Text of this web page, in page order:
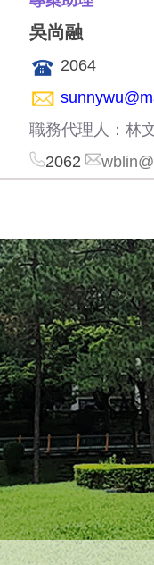
吳尚融
2064
職務代理人：林
2062